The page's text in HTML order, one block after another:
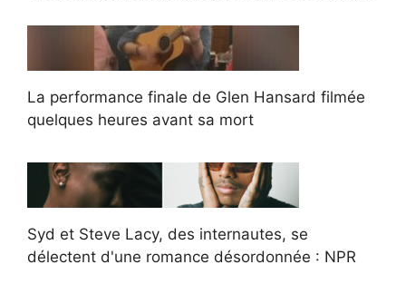
La performance finale de Glen Hansard filmée
quelques heures avant sa mort
Syd et Steve Lacy, des internautes, se
délectent d'une romance désordonnée : NPR